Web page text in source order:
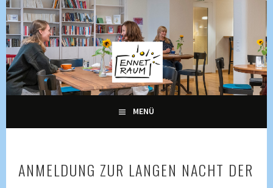
Springe
zum
Inhalt
ENNETRAUM –
KULTURZENTRUM
ENNETBADEN
KULTUR, KURSE UND VERANSTALTUNGEN FÜR ALLE
GENERATIONEN
MENÜ
ANMELDUNG ZUR LANGEN NACHT DER